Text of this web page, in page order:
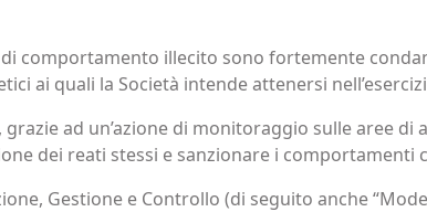
comportamento illecito sono fortemente
ai quali la Società intende attenersi
grazie ad un’azione di monitoraggio sulle aree
dei reati stessi e sanzionare i comportamenti
Gestione e Controllo (di seguito anche